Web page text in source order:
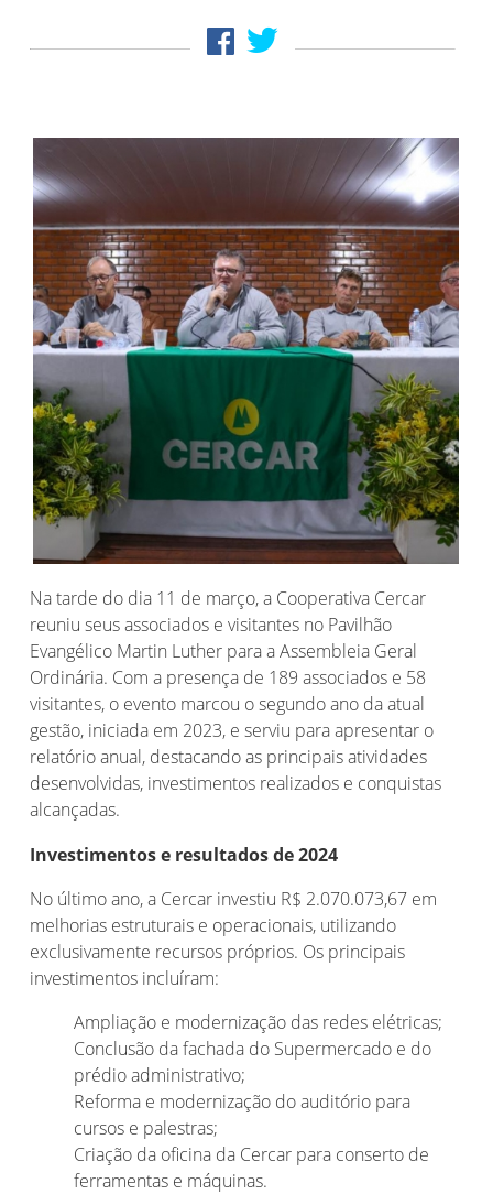
Na tarde do dia 11 de março, a Cooperativa Cercar
reuniu seus associados e visitantes no Pavilhão
Evangélico Martin Luther para a Assembleia Geral
Ordinária. Com a presença de 189 associados e 58
visitantes, o evento marcou o segundo ano da atual
gestão, iniciada em 2023, e serviu para apresentar o
relatório anual, destacando as principais atividades
desenvolvidas, investimentos realizados e conquistas
alcançadas.
Investimentos e resultados de 2024
No último ano, a Cercar investiu R$ 2.070.073,67 em
melhorias estruturais e operacionais, utilizando
exclusivamente recursos próprios. Os principais
investimentos incluíram:
Ampliação e modernização das redes elétricas;
Conclusão da fachada do Supermercado e do
prédio administrativo;
Reforma e modernização do auditório para
cursos e palestras;
Criação da oficina da Cercar para conserto de
ferramentas e máquinas.